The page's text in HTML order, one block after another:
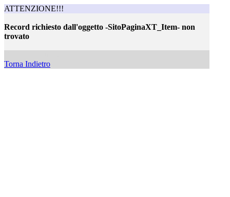
ATTENZIONE!!!
Record richiesto dall'oggetto -SitoPaginaXT_Item- non
trovato
Torna Indietro